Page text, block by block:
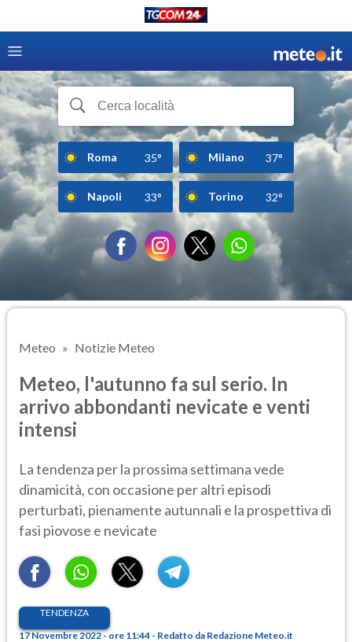
Roma 35° Milano 37°
Napoli 33° Torino 32°
Meteo Notizie Meteo
Meteo, l'autunno fa sul serio. In
arrivo abbondanti nevicate e venti
intensi
La tendenza per la prossima settimana vede
dinamicità, con occasione per altri episodi
perturbati, pienamente autunnali e la prospettiva di
fasi piovose e nevicate
TENDENZA
17 Novembre 2022 - ore 11:44 - Redatto da Redazione Meteo.it